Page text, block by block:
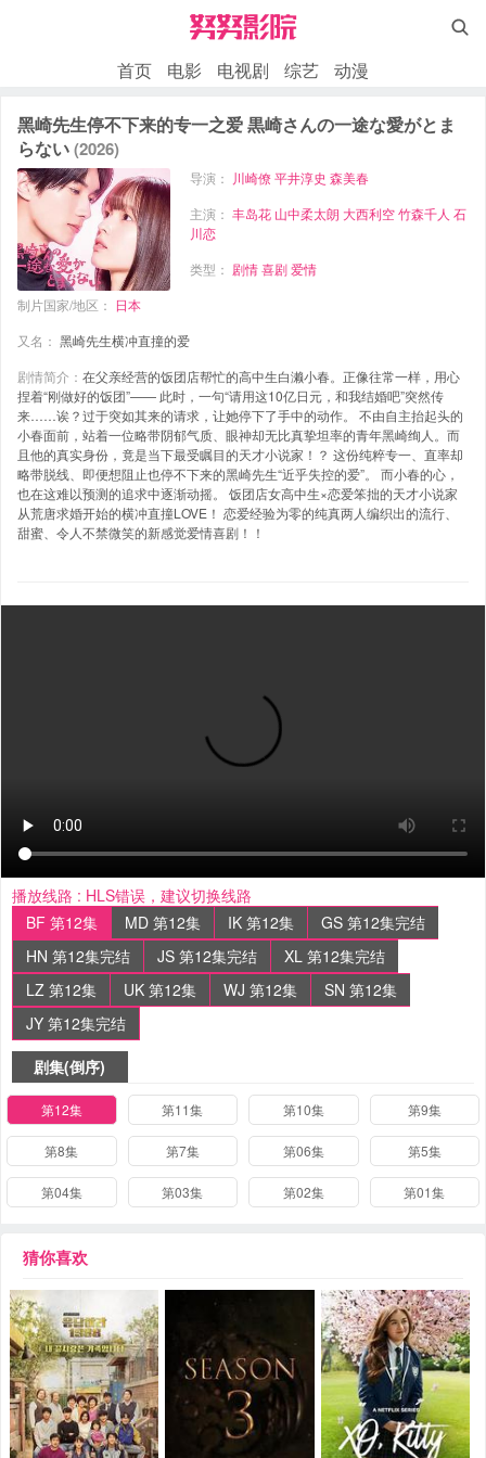

首页 电影 电视剧 综艺 动漫
黑崎先生停不下来的专一之爱 黒崎さんの一途な愛がとま
らない(2026)
导演： 川崎僚 平井淳史 森美春
主演：丰岛花 山中柔太朗 大西利空 竹森千人 石
川恋
类型： 剧情 喜剧 爱情
制片国家/地区： 日本
又名： 黑崎先生横冲直撞的爱
剧情简介： 在父亲经营的饭团店帮忙的高中生白濑小春。正像往常一样，用心
捏着“刚做好的饭团”—— 此时，一句“请用这10亿日元，和我结婚吧”突然传
来……诶？过于突如其来的请求，让她停下了手中的动作。 不由自主抬起头的
小春面前，站着一位略带阴郁气质、眼神却无比真挚坦率的青年黑崎绚人。而
且他的真实身份，竟是当下最受瞩目的天才小说家！？ 这份纯粹专一、直率却
略带脱线、即便想阻止也停不下来的黑崎先生“近乎失控的爱”。 而小春的心，
也在这难以预测的追求中逐渐动摇。 饭团店女高中生×恋爱笨拙的天才小说家
从荒唐求婚开始的横冲直撞LOVE！ 恋爱经验为零的纯真两人编织出的流行、
甜蜜、令人不禁微笑的新感觉爱情喜剧！！
播放线路 : HLS错误，建议切换线路
BF 第12集
MD 第12集 IK 第12集
GS 第12集完结
HN 第12集完结
JS 第12集完结
XL 第12集完结
LZ 第12集
UK 第12集 WJ 第12集
SN 第12集
JY 第12集完结
剧集(倒序)
第12集 第11集 第10集 第9集
第8集 第7集 第06集 第5集
第04集 第03集 第02集 第01集
猜你喜欢